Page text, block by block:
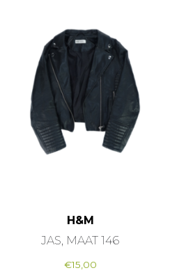
H&M
JAS, MAAT 146
€15,00